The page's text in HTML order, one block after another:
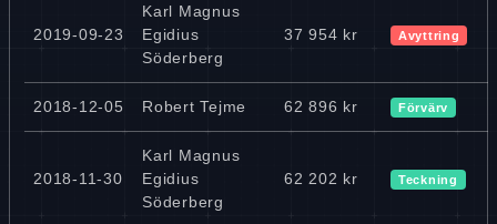
2019-09-23
Karl Magnus
Egidius
Söderberg
37 954 kr Avyttring
2018-12-05 Robert Tejme 62 896 kr Förvärv
2018-11-30
Karl Magnus
Egidius
Söderberg
62 202 kr Teckning